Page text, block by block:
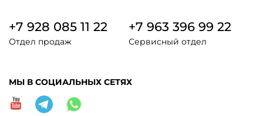
+7 928 085 11 22
Отдел продаж
+7 963 396 99 22
Сервисный отдел
МЫ В СОЦИАЛЬНЫХ СЕТЯХ